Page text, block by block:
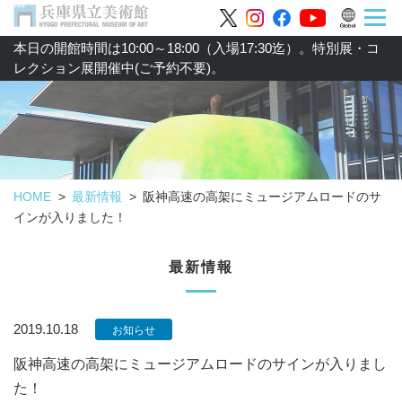
本日の開館時間は10:00～18:00（入場17:30迄）。特別展・コ
レクション展開催中(ご予約不要)。
HOME 最新情報
阪神高速の高架にミュージアムロードのサ
インが入りました！
最新情報
2019.10.18 お知らせ
阪神高速の高架にミュージアムロードのサインが入りまし
た！